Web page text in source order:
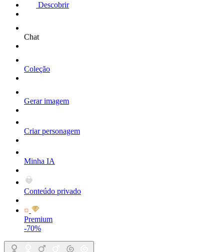
Descobrir
Chat
Coleção
Gerar imagem
Criar personagem
Minha IA
Conteúdo privado
Premium
-70%